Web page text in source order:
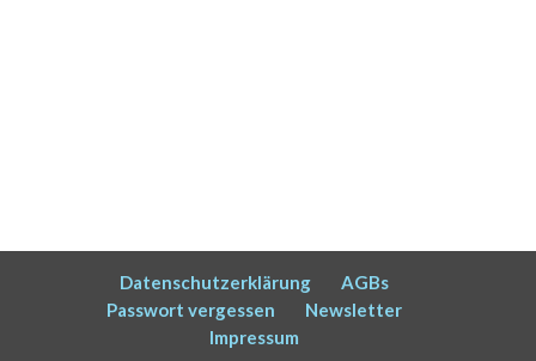
Datenschutzerklärung
AGBs
Passwort vergessen
Newsletter
Impressum